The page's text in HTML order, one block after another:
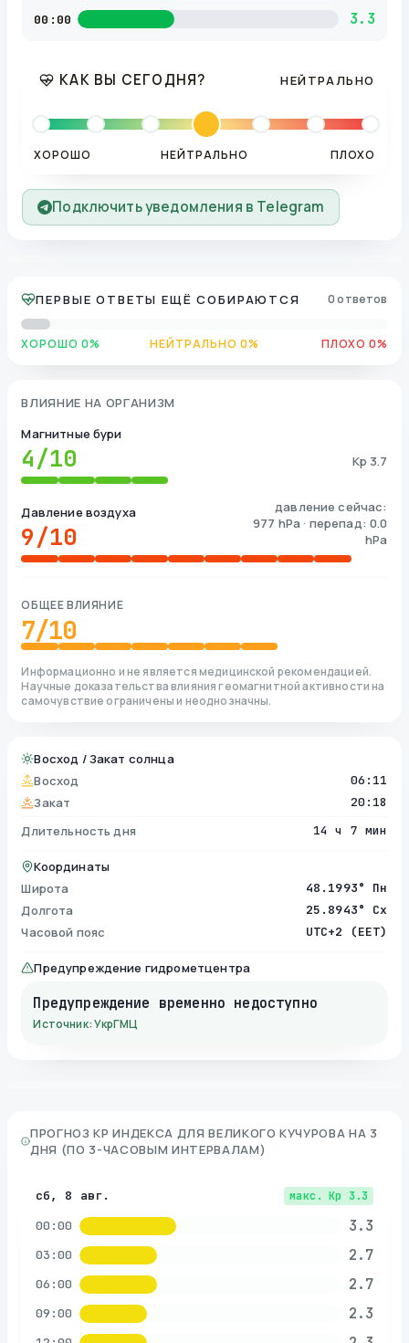
00:00 3.3
КАК ВЫ СЕГОДНЯ? НЕЙТРАЛЬНО
ХОРОШО НЕЙТРАЛЬНО ПЛОХО
Подключить уведомления в Telegram
ПЕРВЫЕ ОТВЕТЫ ЕЩЁ СОБИРАЮТСЯ 0 ответов
ХОРОШО 0% НЕЙТРАЛЬНО 0% ПЛОХО 0%
ВЛИЯНИЕ НА ОРГАНИЗМ
Магнитные бури
4/10 Kp 3.7
Давление воздуха
9/10
давление сейчас:
977 hPa · перепад: 0.0
hPa
ОБЩЕЕ ВЛИЯНИЕ
7/10
Информационно и не является медицинской рекомендацией.
Научные доказательства влияния геомагнитной активности на
самочувствие ограничены и неоднозначны.
Восход / Закат солнца
Восход
06:11
Закат 20:18
Длительность дня 14 ч 7 мин
Координаты
Широта
48.1993° Пн
Долгота 25.8943° Сх
Часовой пояс UTC+2 (EET)
Предупреждение гидрометцентра
Предупреждение временно недоступно
Источник: УкрГМЦ
ПРОГНОЗ KP ИНДЕКСА ДЛЯ ВЕЛИКОГО КУЧУРОВА НА 3
ДНЯ (ПО 3-ЧАСОВЫМ ИНТЕРВАЛАМ)
сб, 8 авг. макс. Kp 3.3
00:00 3.3
03:00 2.7
06:00 2.7
09:00 2.3